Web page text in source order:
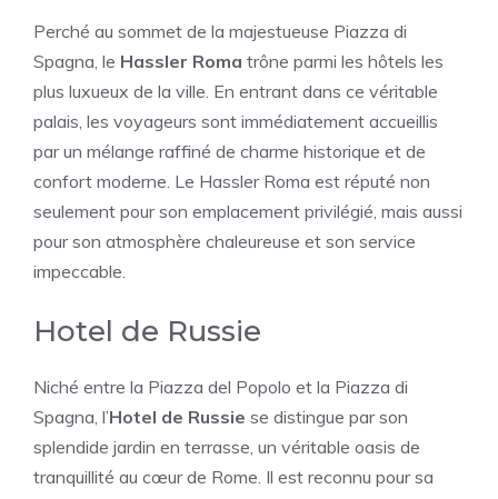
Perché au sommet de la majestueuse Piazza di
Spagna, le Hassler Roma trône parmi les hôtels les
plus luxueux de la ville. En entrant dans ce véritable
palais, les voyageurs sont immédiatement accueillis
par un mélange raffiné de charme historique et de
confort moderne. Le Hassler Roma est réputé non
seulement pour son emplacement privilégié, mais aussi
pour son atmosphère chaleureuse et son service
impeccable.
Hotel de Russie
Niché entre la Piazza del Popolo et la Piazza di
Spagna, l’Hotel de Russie se distingue par son
splendide jardin en terrasse, un véritable oasis de
tranquillité au cœur de Rome. Il est reconnu pour sa